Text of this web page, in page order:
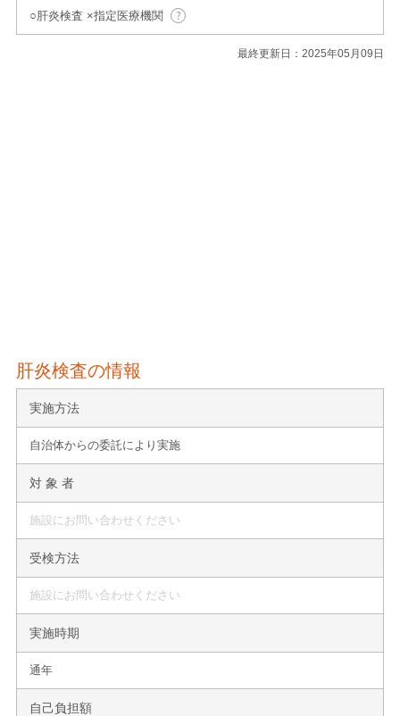
○肝炎検査 ×指定医療機関
最終更新日：2025年05月09日
肝炎検査の情報
実施方法
自治体からの委託により実施
対 象 者
施設にお問い合わせください
受検方法
施設にお問い合わせください
実施時期
通年
自己負担額